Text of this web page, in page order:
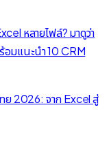
หลายไฟล์? มาดูว่า
อมแนะนำ 10 CRM